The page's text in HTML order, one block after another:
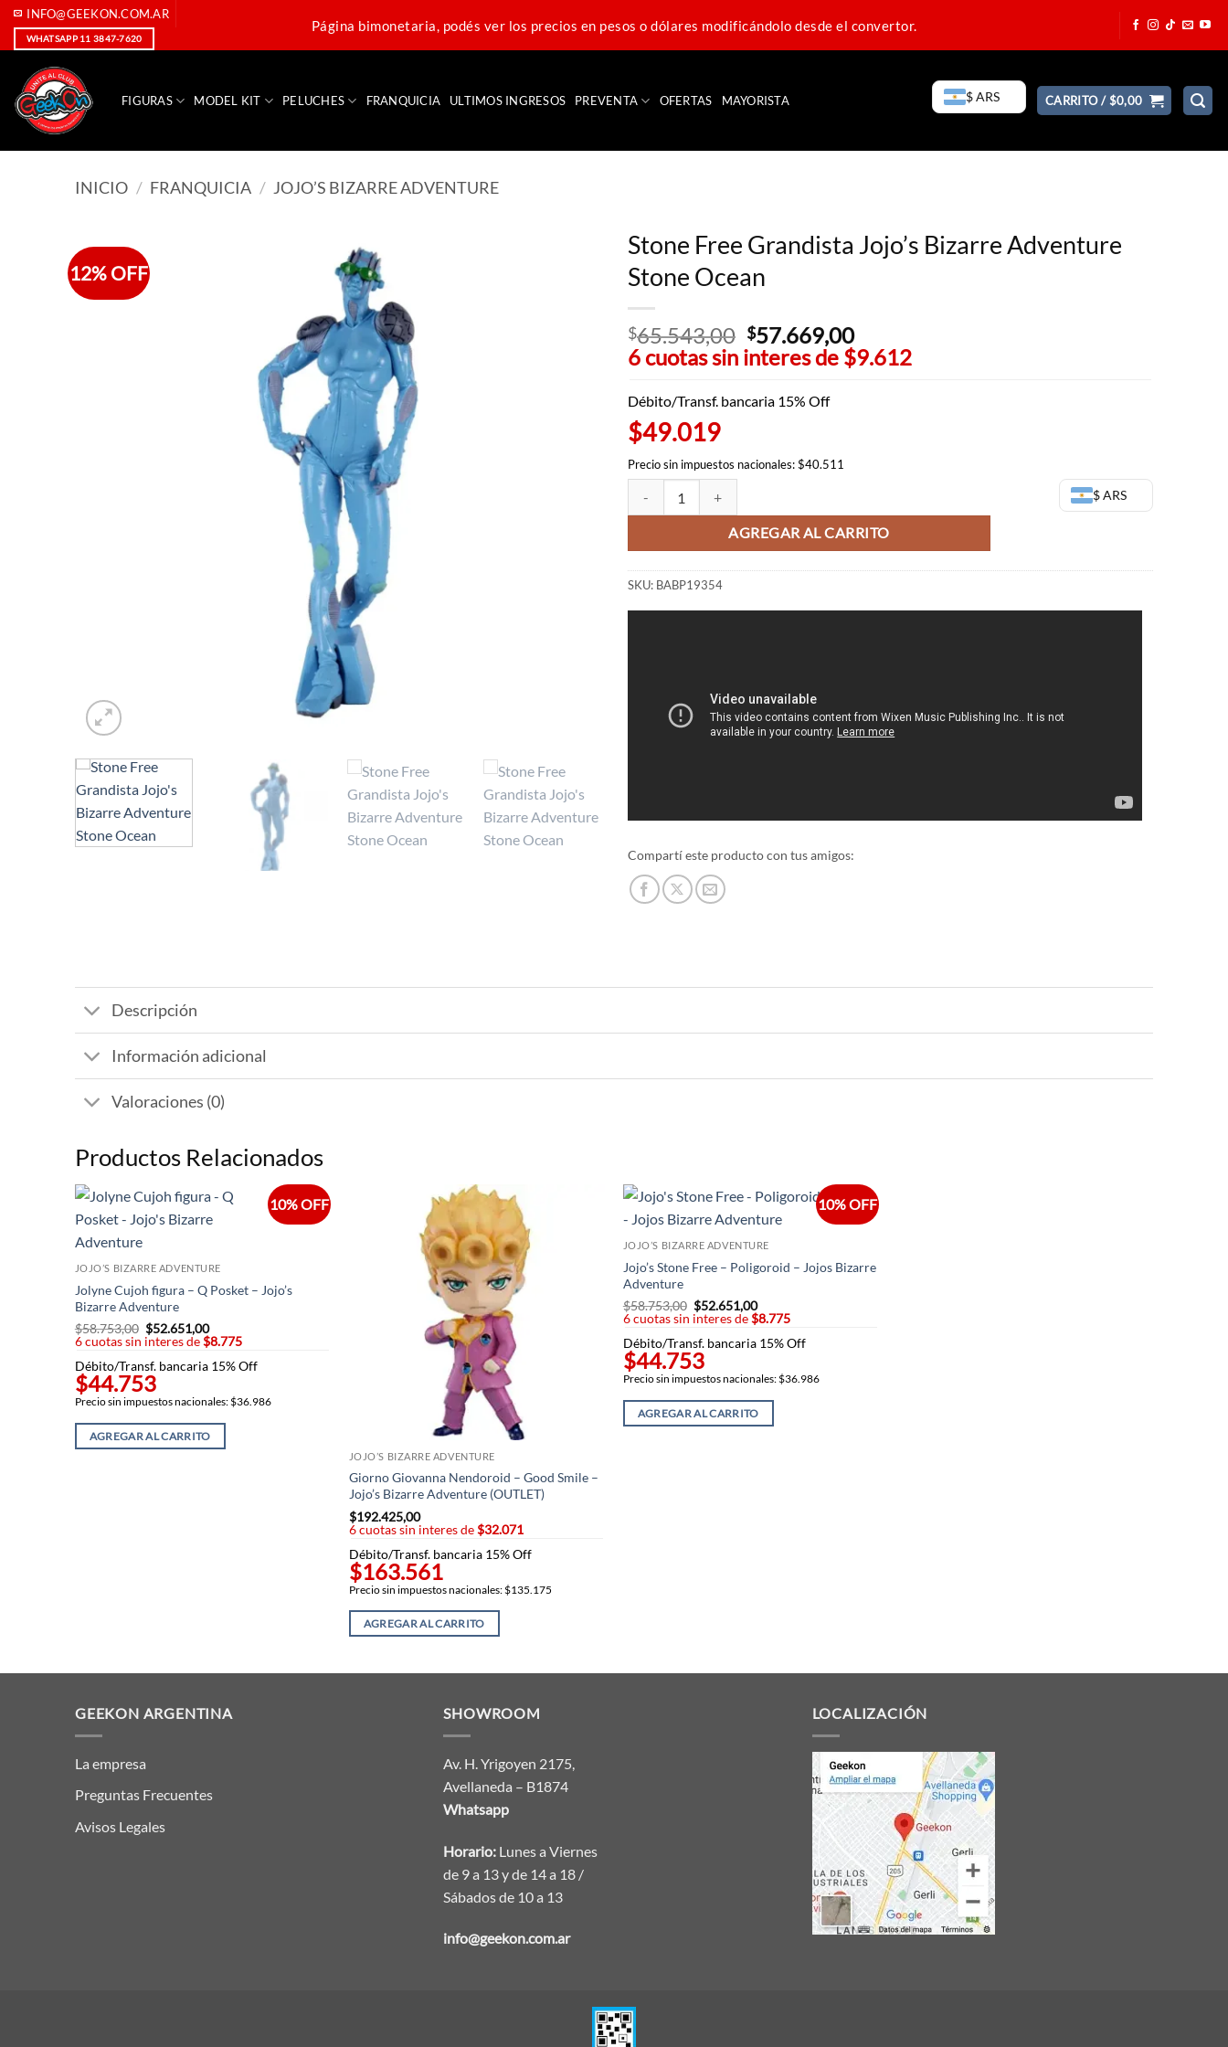
SaltarINFO@GEEKON.COM.AR
WHATSAPP 11 3847-7620
Página bimonetaria, podés ver los precios en pesos o dólares modificándolo desde el convertor.
FIGURAS MODEL KIT PELUCHES FRANQUICIA ULTIMOS INGRESOS PREVENTA OFERTAS MAYORISTA $ ARS CARRITO /$0,00
INICIO / FRANQUICIA / JOJO’S BIZARRE ADVENTURE
12% OFF
Stone Free Grandista Jojo’s Bizarre Adventure
Stone Ocean
$65.543,00 El
precio
era:
$57.669,00El
precio
6 cuotas sin interes de $9.612
Débito/Transf. bancaria 15% Off
$49.019
Precio sin impuestos nacionales: $40.511
$ ARS
AGREGAR AL CARRITO
SKU: BABP19354
Compartí este producto con tus amigos:
Descripción
Información adicional
Valoraciones (0)
Productos Relacionados
10% OFF
JOJO’S BIZARRE ADVENTURE
Jolyne Cujoh figura – Q Posket – Jojo’s
Bizarre Adventure
$58.753,00 El
precio
era:
$58.753,00.
$52.651,00El
precio
es:
6 cuotas sin interes de$8.775
Débito/Transf. bancaria 15% Off
$44.753
Precio sin impuestos nacionales: $36.986
AGREGAR AL CARRITO
JOJO’S BIZARRE ADVENTURE
Giorno Giovanna Nendoroid – Good Smile –
Jojo’s Bizarre Adventure (OUTLET)
$192.425,00
6 cuotas sin interes de$32.071
Débito/Transf. bancaria 15% Off
$163.561
Precio sin impuestos nacionales: $135.175
AGREGAR AL CARRITO
10% OFF
JOJO’S BIZARRE ADVENTURE
Jojo’s Stone Free – Poligoroid – Jojos Bizarre
Adventure
$58.753,00 El
precio
era:
$58.753,00.
$52.651,00El
precio
es:
6 cuotas sin interes de$8.775
Débito/Transf. bancaria 15% Off
$44.753
Precio sin impuestos nacionales: $36.986
AGREGAR AL CARRITO
GEEKON ARGENTINA
La empresa
Preguntas Frecuentes
Avisos Legales
SHOWROOM
Av. H. Yrigoyen 2175,
Avellaneda – B1874
Whatsapp
Horario: Lunes a Viernes
de 9 a 13 y de 14 a 18 /
Sábados de 10 a 13
info@geekon.com.ar
LOCALIZACIÓN